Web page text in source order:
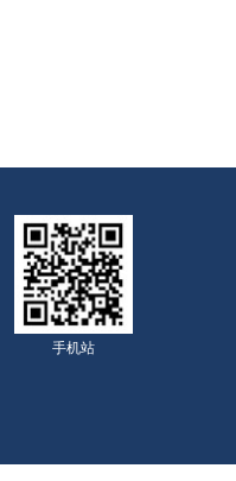
手机站